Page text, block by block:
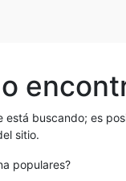
buscando; es
sitio.
populares?